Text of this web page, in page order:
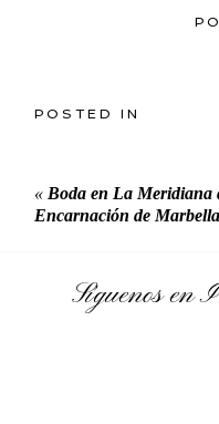
POSTED IN
« Boda en La Meridiana
Encarnación de
Síguenos en